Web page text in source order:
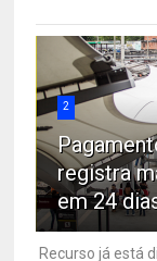
2
registra
em 24
Recurso já está